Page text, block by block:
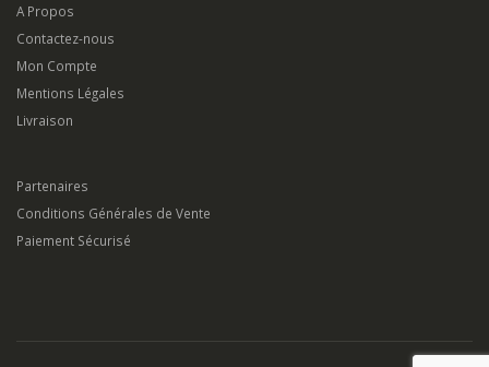
A Propos
Contactez-nous
Mon Compte
Mentions Légales
Livraison
Partenaires
Conditions Générales de Vente
Paiement Sécurisé